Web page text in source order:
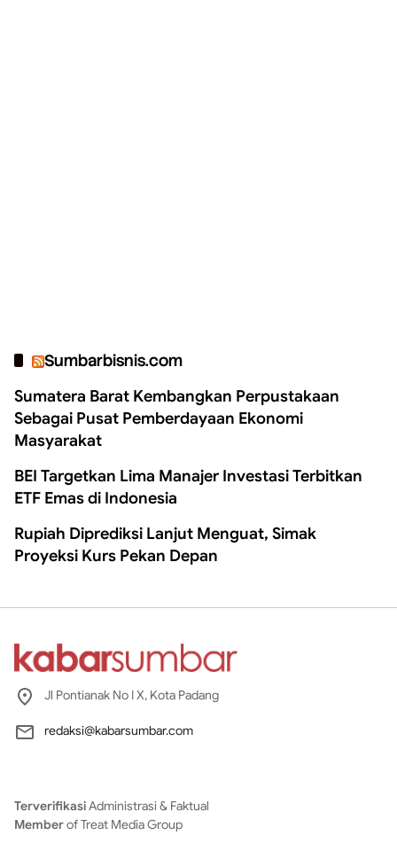
Sumbarbisnis.com
Sumatera Barat Kembangkan Perpustakaan
Sebagai Pusat Pemberdayaan Ekonomi
Masyarakat
BEI Targetkan Lima Manajer Investasi Terbitkan
ETF Emas di Indonesia
Rupiah Diprediksi Lanjut Menguat, Simak
Proyeksi Kurs Pekan Depan
Jl Pontianak No I X, Kota Padang
redaksi@kabarsumbar.com
TerverifikasiAdministrasi & Faktual
Memberof Treat Media Group